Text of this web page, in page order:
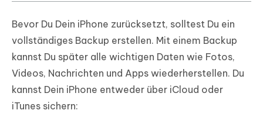
Bevor Du Dein iPhone zurücksetzt, solltest Du ein
vollständiges Backup erstellen. Mit einem Backup
kannst Du später alle wichtigen Daten wie Fotos,
Videos, Nachrichten und Apps wiederherstellen. Du
kannst Dein iPhone entweder über iCloud oder
iTunes sichern: